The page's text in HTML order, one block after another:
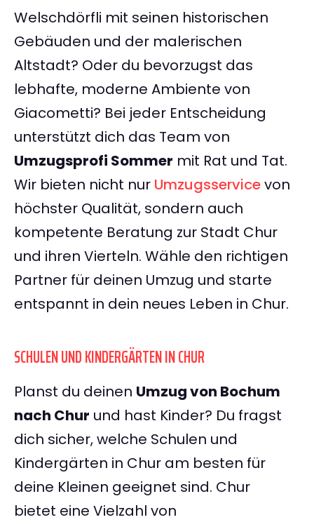
Welschdörfli mit seinen historischen
Gebäuden und der malerischen
Altstadt? Oder du bevorzugst das
lebhafte, moderne Ambiente von
Giacometti? Bei jeder Entscheidung
unterstützt dich das Team von
Umzugsprofi Sommer mit Rat und Tat.
Wir bieten nicht nur Umzugsservicevon
höchster Qualität, sondern auch
kompetente Beratung zur Stadt Chur
und ihren Vierteln. Wähle den richtigen
Partner für deinen Umzug und starte
entspannt in dein neues Leben in Chur.
SCHULEN UND KINDERGÄRTEN IN CHUR
Planst du deinen Umzug von Bochum
nach Chur und hast Kinder? Du fragst
dich sicher, welche Schulen und
Kindergärten in Chur am besten für
deine Kleinen geeignet sind. Chur
bietet eine Vielzahl von